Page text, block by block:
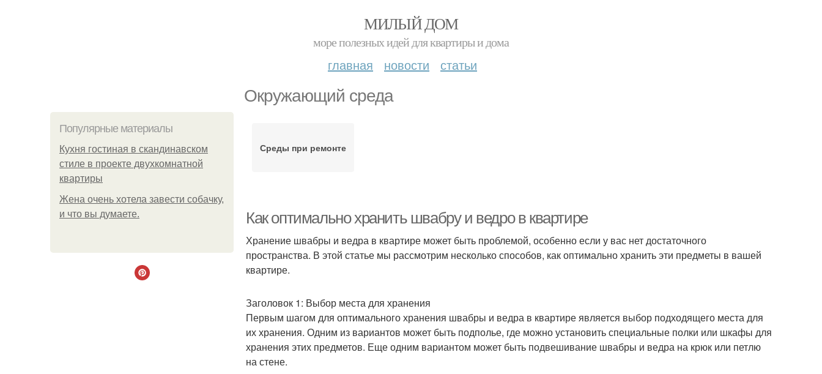
МИЛЫЙ ДОМ
море полезных идей для квартиры и дома
главная новости статьи
Окружающий среда
Популярные материалы
Кухня гостиная в скандинавском
стиле в проекте двухкомнатной
квартиры
Жена очень хотела завести собачку,
и что вы думаете.
Среды при ремонте
Как оптимально хранить швабру и ведро в квартире
Хранение швабры и ведра в квартире может быть проблемой, особенно если у вас нет достаточного
пространства. В этой статье мы рассмотрим несколько способов, как оптимально хранить эти предметы в вашей
квартире.
Заголовок 1: Выбор места для хранения
Первым шагом для оптимального хранения швабры и ведра в квартире является выбор подходящего места для
их хранения. Одним из вариантов может быть подполье, где можно установить специальные полки или шкафы для
хранения этих предметов. Еще одним вариантом может быть подвешивание швабры и ведра на крюк или петлю
на стене.